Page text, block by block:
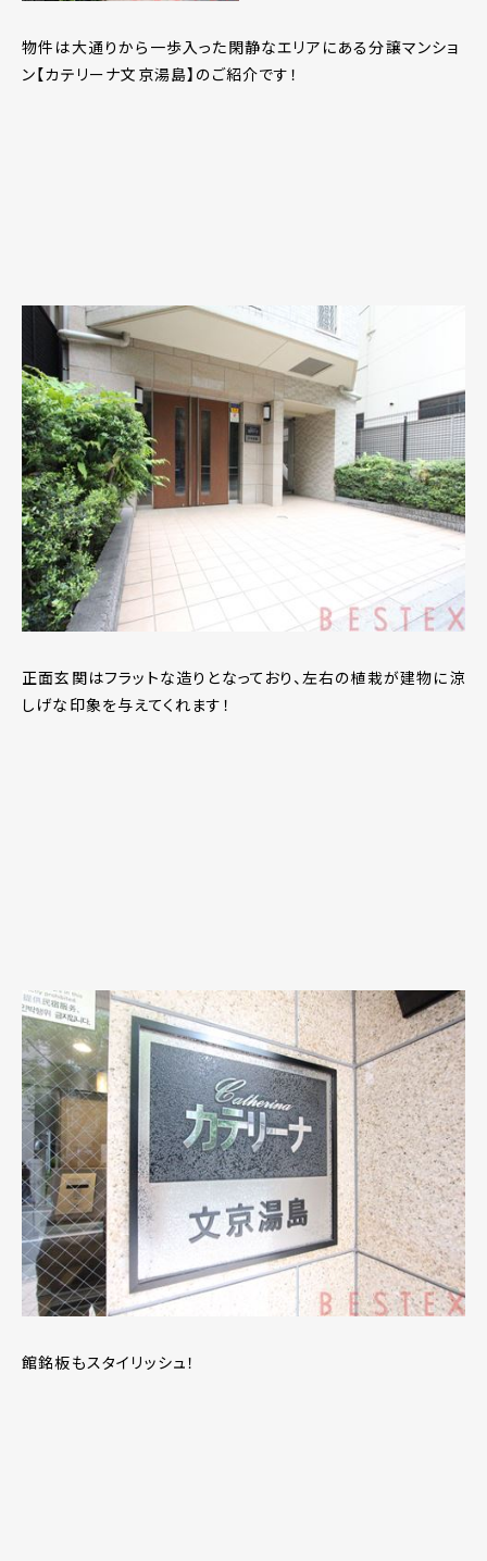
物件は大通りから一歩入った閑静なエリアにある分譲マンショ
ン【カテリーナ文京湯島】のご紹介です！
正面玄関はフラットな造りとなっており、左右の植栽が建物に涼
しげな印象を与えてくれます！
館銘板もスタイリッシュ！